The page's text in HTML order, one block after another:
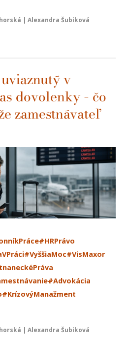
| Alexandra Šubiková
v
dovolenky – čo
zamestnávateľ
#HRPrávo
#VyššiaMoc#VisMaxor
#Advokácia
#KrízovýManažment
| Alexandra Šubiková